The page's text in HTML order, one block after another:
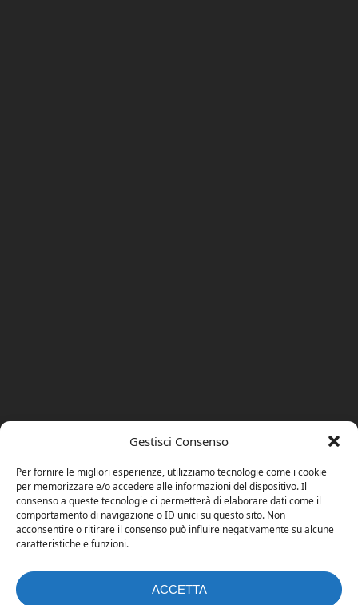
Gestisci Consenso
Per fornire le migliori esperienze, utilizziamo tecnologie come i cookie
per memorizzare e/o accedere alle informazioni del dispositivo. Il
consenso a queste tecnologie ci permetterà di elaborare dati come il
comportamento di navigazione o ID unici su questo sito. Non
acconsentire o ritirare il consenso può influire negativamente su alcune
caratteristiche e funzioni.
ACCETTA